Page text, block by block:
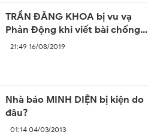
TRẦN ĐĂNG KHOA bị vu vạ
Phản Động khi viết bài chống
lại sự ngang ngược của Trung
21:49 16/08/2019
Nhà báo MINH DIỆN bị kiện do
đâu?
01:14 04/03/2013